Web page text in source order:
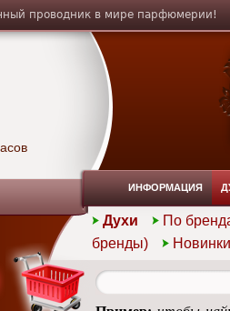
проводник в мире парфюмерии!
ИНФОРМАЦИЯ
Духи
По
бренды)
Новинки